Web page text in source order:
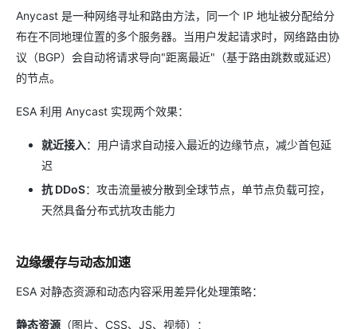
Anycast 是一种网络寻址和路由方法，同一个 IP 地址被分配给分
布在不同地理位置的多个服务器。当用户发起请求时，网络路由协
议（BGP）会自动将请求导向"距离最近"（基于路由跳数或延迟）
的节点。
ESA 利用 Anycast 实现两个效果：
就近接入：用户请求自动接入最近的边缘节点，减少首包延
迟
抗 DDoS：攻击流量被分散到全球节点，单节点负载可控，
天然具备分布式抗攻击能力
边缘缓存与动态加速
ESA 对静态资源和动态内容采用差异化处理策略：
静态资源 （图片、CSS、JS、视频）：